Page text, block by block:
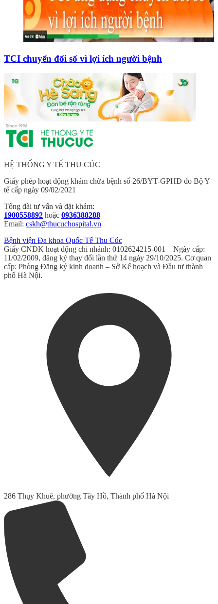
TCI chuyển đổi số vì lợi ích người bệnh
HỆ THỐNG Y TẾ THU CÚC
Giấy phép hoạt động khám chữa bệnh số 26/BYT-GPHĐ do Bộ Y
tế cấp ngày 09/02/2021
Tổng đài tư vấn và đặt khám:
1900558892 hoặc 0936388288
Email: cskh@thucuchospital.vn
Bệnh viện Đa khoa Quốc Tế Thu Cúc
Giấy CNĐK hoạt động chi nhánh: 0102624215-001 – Ngày cấp:
11/02/2009, đăng ký thay đổi lần thứ 14 ngày 29/10/2025. Cơ quan
cấp: Phòng Đăng ký kinh doanh – Sở Kế hoạch và Đầu tư thành
phố Hà Nội.
286 Thụy Khuê, phường Tây Hồ, Thành phố Hà Nội